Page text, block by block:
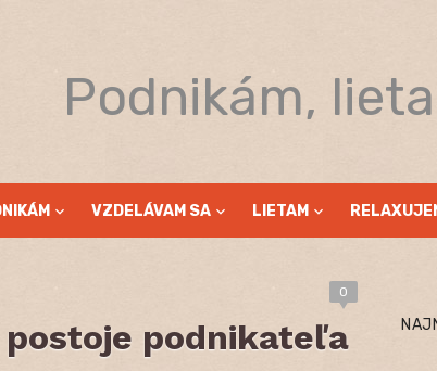
Podnikám,
VZDELÁVAM SA LIETAM
0
podnikateľa